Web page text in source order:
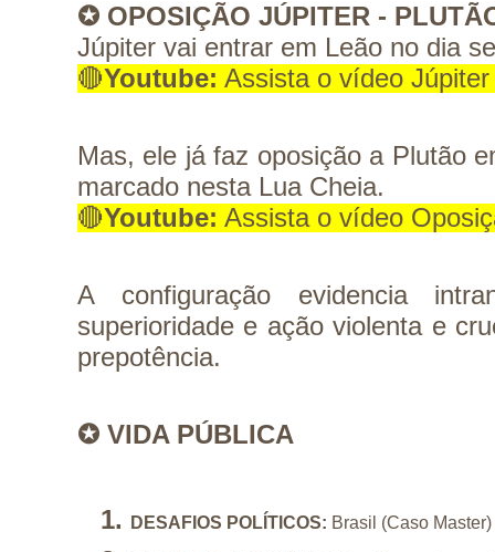
✪ OPOSIÇÃO JÚPITER -
Júpiter vai entrar em Leão no dia
🔴Youtube: Assista o vídeo
Mas, ele já faz oposição a Plutão
marcado nesta Lua Cheia.
🔴Youtube: Assista o vídeo
A configuração evidencia
superioridade e ação violenta e
prepotência.
✪ VIDA PÚBLICA
DESAFIOS POLÍTICOS: Brasil (Caso